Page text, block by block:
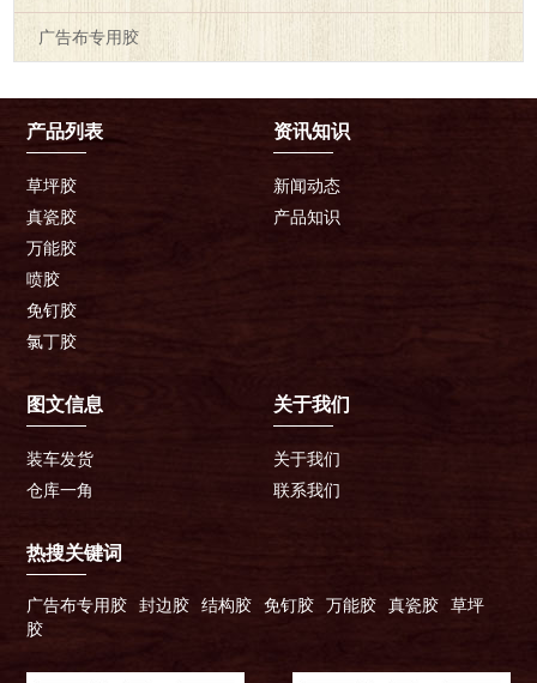
广告布专用胶
产品列表
草坪胶
真瓷胶
万能胶
喷胶
免钉胶
氯丁胶
资讯知识
新闻动态
产品知识
图文信息
装车发货
仓库一角
关于我们
关于我们
联系我们
热搜关键词
广告布专用胶 封边胶 结构胶 免钉胶 万能胶 真瓷胶
草坪
胶